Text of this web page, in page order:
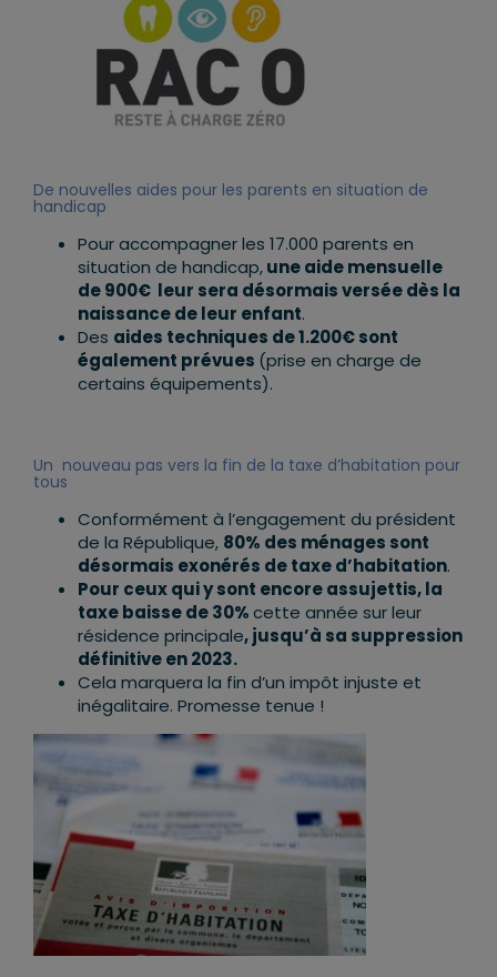
De nouvelles aides pour les parents en situation de
handicap
Pour accompagner les 17.000 parents en
situation de handicap,une aide mensuelle
de 900€ leur sera désormais versée dès la
naissance de leur enfant.
Des aides techniques de 1.200€ sont
également prévues (prise en charge de
certains équipements).
Un nouveau pas vers la fin de la taxe d’habitation pour
tous
Conformément à l’engagement du président
de la République, 80% des ménages sont
désormais exonérés de taxe d’habitation.
Pour ceux qui y sont encore assujettis, la
taxe baisse de 30%cette année sur leur
résidence principale, jusqu’à sa suppression
définitive en 2023.
Cela marquera la fin d’un impôt injuste et
inégalitaire. Promesse tenue !